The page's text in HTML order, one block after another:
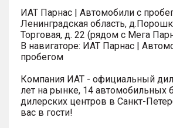
ИАТ Парнас | Автомобили с
Ленинградская область,
Торговая, д. 22 (рядом с Мега
В навигаторе: ИАТ Парнас |
пробегом
Компания ИАТ - официальный
лет на рынке, 14 автомобильных
дилерских центров в Санкт-
вас в гости!